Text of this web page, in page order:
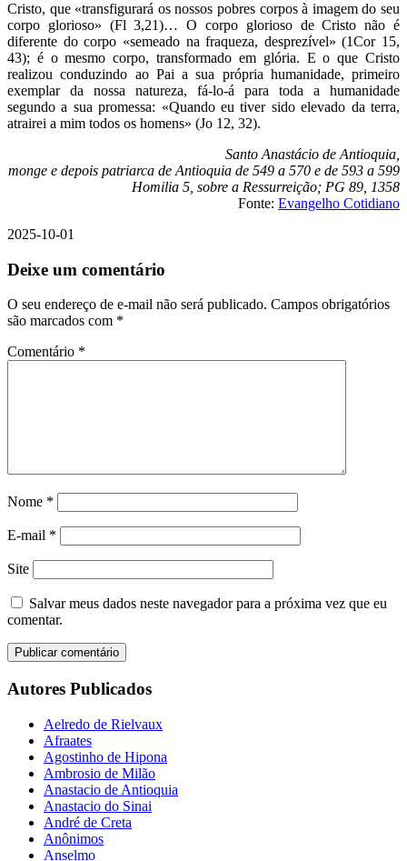
Cristo, que «transfigurará os nossos pobres corpos à imagem do seu
corpo glorioso» (Fl 3,21)… O corpo glorioso de Cristo não é
diferente do corpo «semeado na fraqueza, desprezível» (1Cor 15,
43); é o mesmo corpo, transformado em glória. E o que Cristo
realizou conduzindo ao Pai a sua própria humanidade, primeiro
exemplar da nossa natureza, fá-lo-á para toda a humanidade
segundo a sua promessa: «Quando eu tiver sido elevado da terra,
atrairei a mim todos os homens» (Jo 12, 32).
Santo Anastácio de Antioquia,
monge e depois patriarca de Antioquia de 549 a 570 e de 593 a 599
Homilia 5, sobre a Ressurreição; PG 89, 1358
Fonte: Evangelho Cotidiano
2025-10-01
Deixe um comentário
O seu endereço de e-mail não será publicado. Campos obrigatórios
são marcados com *
Comentário *
Nome *
E-mail *
Site
Salvar meus dados neste navegador para a próxima vez que eu
comentar.
Autores Publicados
Aelredo de Rielvaux
Afraates
Agostinho de Hipona
Ambrosio de Milão
Anastacio de Antioquia
Anastacio do Sinai
André de Creta
Anônimos
Anselmo